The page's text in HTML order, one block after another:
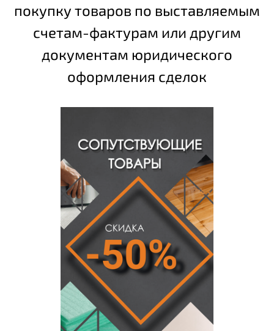
покупку товаров по выставляемым
счетам-фактурам или другим
документам юридического
оформления сделок